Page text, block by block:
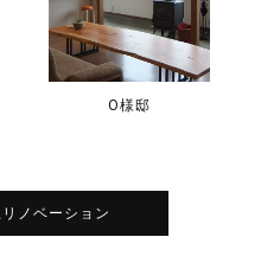
O様邸
ノベーション